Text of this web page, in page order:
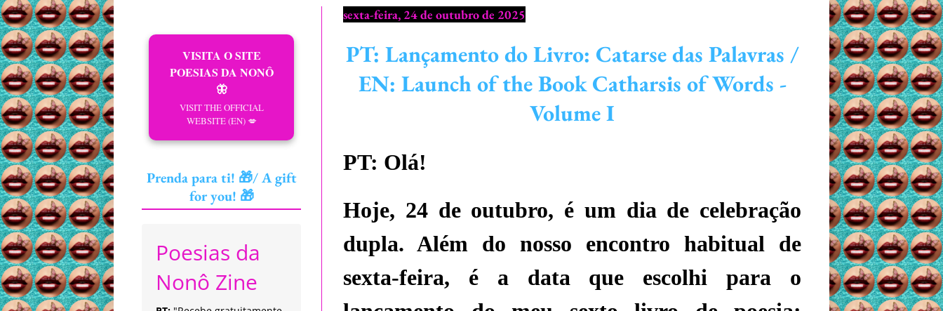
sexta-feira, 24 de outubro de 2025
PT: Lançamento do Livro: Catarse das Palavras /
EN: Launch of the Book Catharsis of Words -
Volume I
PT: Olá!
Hoje, 24 de outubro, é um dia de celebração
dupla. Além do nosso encontro habitual de
sexta-feira, é a data que escolhi para o
VISITA O SITE
POESIAS DA NONÔ
🦋
VISIT THE OFFICIAL
WEBSITE (EN) 💋
Prenda para ti! 🎁/ A gift
for you! 🎁
Poesias da
Nonô Zine